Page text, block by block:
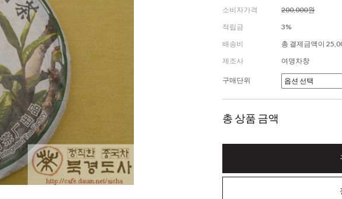
소비자가격
200,000원
적립금
3%
배송비
총 결제금액이
제조사
여명차창
구매단위
총 상품 금액